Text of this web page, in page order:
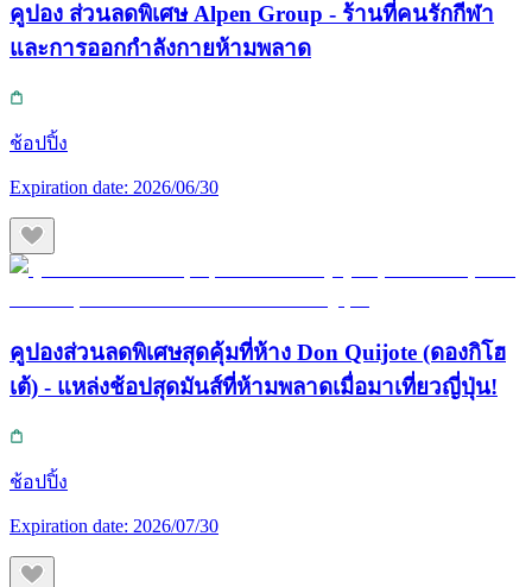
คูปอง ส่วนลดพิเศษ Alpen Group - ร้านที่คนรักกีฬา
และการออกกำลังกายห้ามพลาด
ช้อปปิ้ง
Expiration date: 2026/06/30
คูปองส่วนลดพิเศษสุดคุ้มที่ห้าง Don Quijote (ดองกิโฮ
เต้) - แหล่งช้อปสุดมันส์ที่ห้ามพลาดเมื่อมาเที่ยวญี่ปุ่น!
ช้อปปิ้ง
Expiration date: 2026/07/30